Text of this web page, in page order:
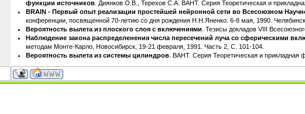
функции источников . Диянков О.В., Терехов С.А. ВАНТ. Серия Теоретическая и
BRAIN - Первый опыт реализации простейшей нейронной сети во Всесоюзном
конференции, посвященной 70-летию со дня рождения Н.Н.Яненко. 6-8 мая, 1990.
Вероятность вылета из плоского слоя с включениями . Тезисы докладов VIII
Наблюдение закона распределенения числа пересечений луча со сферическими
методам Монте-Карло, Новосибирск, 19-21 февраля, 1991. Часть 2, С. 101-104.
Вероятность вылета из системы цилиндров . ВАНТ. Серия Теоретическая и прикладная